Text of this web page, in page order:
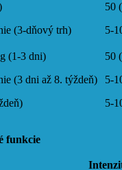
(3-dňový trh)
50
5-
(1-3 dni)
(3 dni až 8. týždeň)
50
5-
5-
funkcie